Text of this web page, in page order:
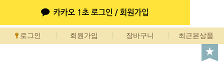
로그인 회원가입 장바구니 최근본상품